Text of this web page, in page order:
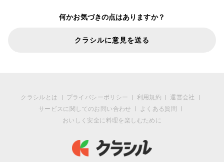
何かお気づきの点はありますか？
クラシルに意見を送る
クラシルとは プライバシーポリシー 利用規約
運営会社
サービスに関してのお問い合わせ
よくある質問
おいしく安全に料理を楽しむために